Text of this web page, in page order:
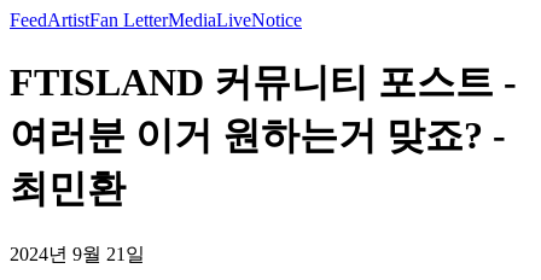
FeedArtistFan LetterMediaLiveNotice
FTISLAND 커뮤니티 포스트 -
여러분 이거 원하는거 맞죠? -
최민환
2024년 9월 21일